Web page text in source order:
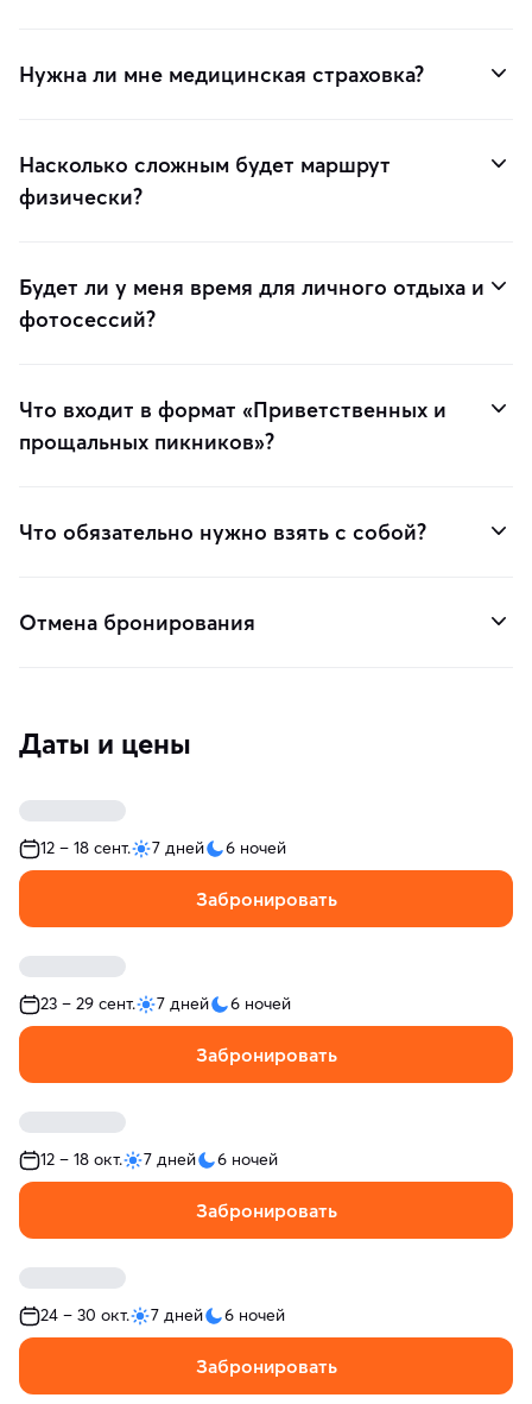
Нужна ли мне медицинская страховка?
Насколько сложным будет маршрут
физически?
Будет ли у меня время для личного отдыха и
фотосессий?
Что входит в формат «Приветственных и
прощальных пикников»?
Что обязательно нужно взять с собой?
Отмена бронирования
Даты и цены
12 – 18 сент. 7 дней 6 ночей
Забронировать
23 – 29 сент. 7 дней 6 ночей
Забронировать
12 – 18 окт. 7 дней 6 ночей
Забронировать
24 – 30 окт. 7 дней 6 ночей
Забронировать